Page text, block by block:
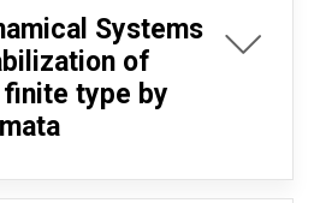
Systems
of
type by